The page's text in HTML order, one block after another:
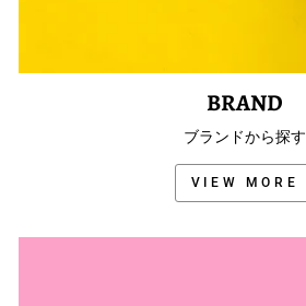
BRAND
ブランドから探す
VIEW MORE